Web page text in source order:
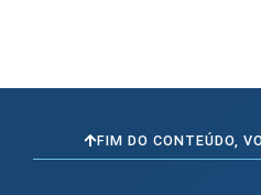
FIM DO CONTEÚDO,